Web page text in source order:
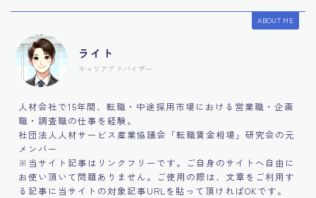
ABOUT ME
ライト
キャリアアドバイザー
人材会社で15年間、転職・中途採用市場における営業職・企画
職・調査職の仕事を経験。
社団法人人材サービス産業協議会「転職賃金相場」研究会の元
メンバー
※当サイト記事はリンクフリーです。ご自身のサイトへ自由に
お使い頂いて問題ありません。ご使用の際は、文章をご利用す
る記事に当サイトの対象記事URLを貼って頂ければOKです。